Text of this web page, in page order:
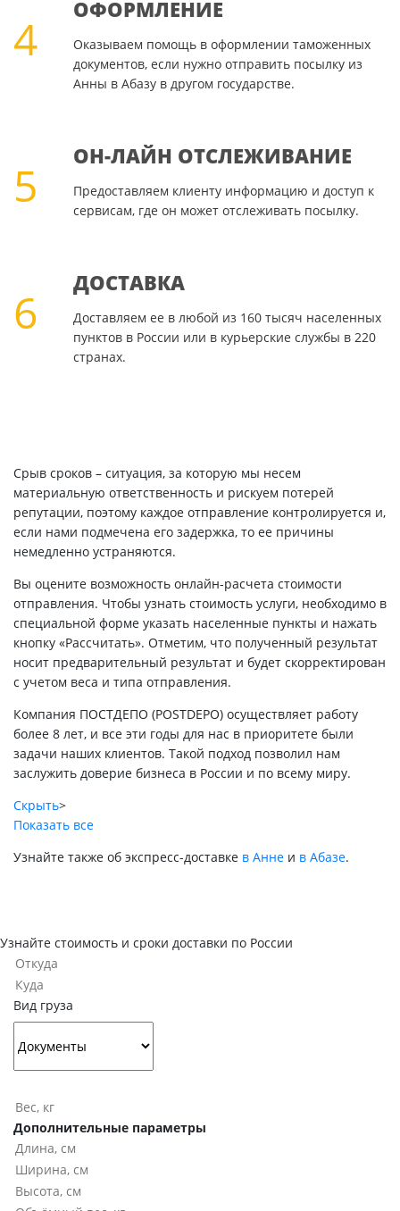
4
ОФОРМЛЕНИЕ
Оказываем помощь в оформлении таможенных
документов, если нужно отправить посылку из
Анны в Абазу в другом государстве.
5
ОН-ЛАЙН ОТСЛЕЖИВАНИЕ
Предоставляем клиенту информацию и доступ к
сервисам, где он может отслеживать посылку.
6
ДОСТАВКА
Доставляем ее в любой из 160 тысяч населенных
пунктов в России или в курьерские службы в 220
странах.
Срыв сроков – ситуация, за которую мы несем
материальную ответственность и рискуем потерей
репутации, поэтому каждое отправление контролируется и,
если нами подмечена его задержка, то ее причины
немедленно устраняются.
Вы оцените возможность онлайн-расчета стоимости
отправления. Чтобы узнать стоимость услуги, необходимо в
специальной форме указать населенные пункты и нажать
кнопку «Рассчитать». Отметим, что полученный результат
носит предварительный результат и будет скорректирован
с учетом веса и типа отправления.
Компания ПОСТДЕПО (POSTDEPO) осуществляет работу
более 8 лет, и все эти годы для нас в приоритете были
задачи наших клиентов. Такой подход позволил нам
заслужить доверие бизнеса в России и по всему миру.
Скрыть>
Показать все
Узнайте также об экспресс-доставке в Анне и в Абазе.
Узнайте стоимость и сроки доставки по России
Вид груза
Дополнительные параметры